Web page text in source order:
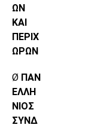
ΩΝ
ΚΑΙ
ΠΕΡΙΧ
ΩΡΩΝ
Ø ΠΑΝ
ΕΛΛΗ
ΝΙΟΣ
ΣΥΝΔ